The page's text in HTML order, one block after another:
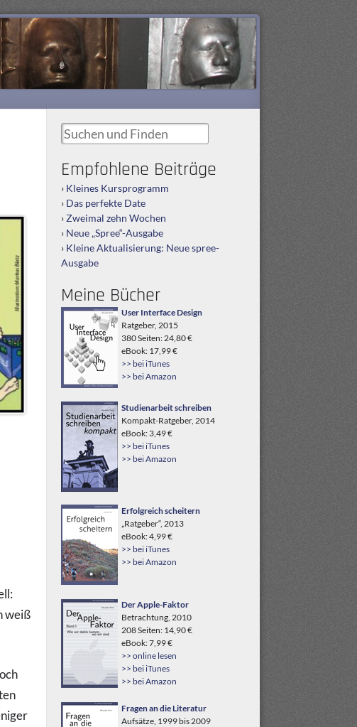
weiß
Suchen und Finden
Empfohlene Beiträge
Kleines Kursprogramm
Das perfekte Date
Zweimal zehn Wochen
Neue „Spree“-Ausgabe
Kleine Aktualisierung: Neue spree-
Ausgabe
Meine Bücher
User Interface Design
Ratgeber, 2015
380 Seiten: 24,80 €
eBook: 17,99 €
>> bei iTunes
>> bei Amazon
Studienarbeit schreiben
Kompakt-Ratgeber, 2014
eBook: 3,49 €
>> bei iTunes
>> bei Amazon
Erfolgreich scheitern
„Ratgeber“, 2013
eBook: 4,99 €
>> bei iTunes
>> bei Amazon
Der Apple-Faktor
Betrachtung, 2010
208 Seiten: 14,90 €
eBook: 7,99 €
>> online lesen
>> bei iTunes
>> bei Amazon
Fragen an die Literatur
Aufsätze, 1999 bis 2009